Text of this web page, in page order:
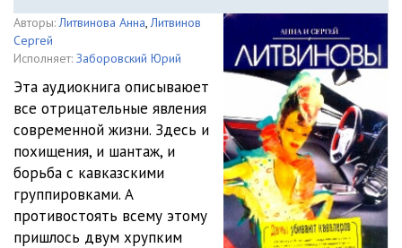
Авторы: Литвинова Анна,Литвинов
Сергей
Исполняет: Заборовский Юрий
Эта аудиокнига описываюет
все отрицательные явления
современной жизни. Здесь и
похищения, и шантаж, и
борьба с кавказскими
группировками. А
противостоять всему этому
пришлось двум хрупким